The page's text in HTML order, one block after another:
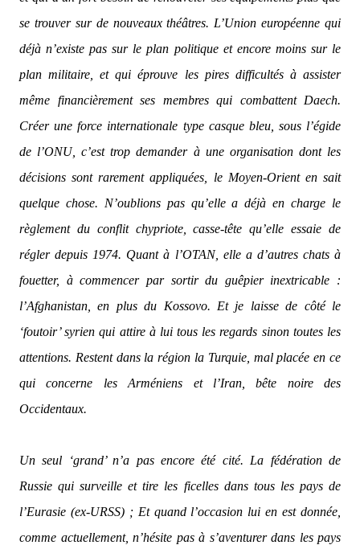
se trouver sur de nouveaux théâtres. L’Union européenne qui
déjà n’existe pas sur le plan politique et encore moins sur le
plan militaire, et qui éprouve les pires difficultés à assister
même financièrement ses membres qui combattent Daech.
Créer une force internationale type casque bleu, sous l’égide
de l’ONU, c’est trop demander à une organisation dont les
décisions sont rarement appliquées, le Moyen-Orient en sait
quelque chose. N’oublions pas qu’elle a déjà en charge le
règlement du conflit chypriote, casse-tête qu’elle essaie de
régler depuis 1974. Quant à l’OTAN, elle a d’autres chats à
fouetter, à commencer par sortir du guêpier inextricable :
l’Afghanistan, en plus du Kossovo. Et je laisse de côté le
‘foutoir’ syrien qui attire à lui tous les regards sinon toutes les
attentions. Restent dans la région la Turquie, mal placée en ce
qui concerne les Arméniens et l’Iran, bête noire des
Occidentaux.
Un seul ‘grand’ n’a pas encore été cité. La fédération de
Russie qui surveille et tire les ficelles dans tous les pays de
l’Eurasie (ex-URSS) ; Et quand l’occasion lui en est donnée,
comme actuellement, n’hésite pas à s’aventurer dans les pays